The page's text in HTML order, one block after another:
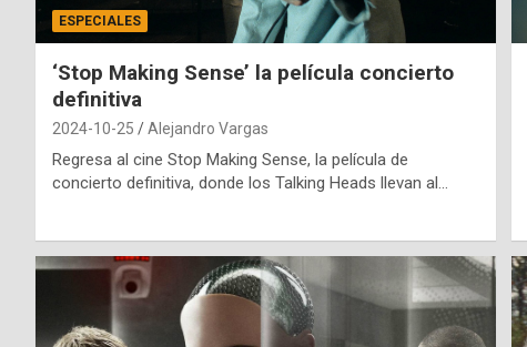
ESPECIALES
‘Stop Making Sense’ la película concierto
definitiva
2024-10-25 Alejandro Vargas
Regresa al cine Stop Making Sense, la película de
concierto definitiva, donde los Talking Heads llevan al…